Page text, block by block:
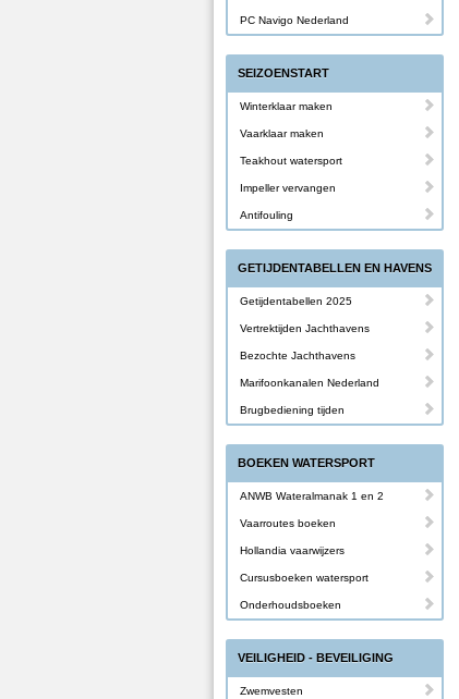
PC Navigo Nederland
SEIZOENSTART
Winterklaar maken
Vaarklaar maken
Teakhout watersport
Impeller vervangen
Antifouling
GETIJDENTABELLEN EN HAVENS
Getijdentabellen 2025
Vertrektijden Jachthavens
Bezochte Jachthavens
Marifoonkanalen Nederland
Brugbediening tijden
BOEKEN WATERSPORT
ANWB Wateralmanak 1 en 2
Vaarroutes boeken
Hollandia vaarwijzers
Cursusboeken watersport
Onderhoudsboeken
VEILIGHEID - BEVEILIGING
Zwemvesten